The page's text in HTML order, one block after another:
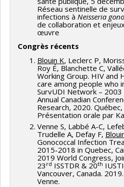
Réseau sentinelle de
infections à Neisseria
de collaboration et
œuvre
Congrès récents
Blouin K, Leclerc P,
Roy É, Blanchette C,
Working Group. HIV and
care among people who
SurvUDI Network –
Annual Canadian
Research, 2020. Québec,
Présentation orale par
Venne S, Labbé A-C,
Trudelle A, Defay F,
Gonococcal Infection
2015-2018 in Quebec,
2019 World Congress,
23 rd ISSTDR & 20th
Vancouver, Canada.
Venne.